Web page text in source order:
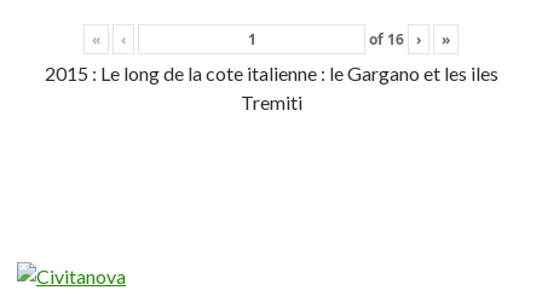
« ‹ of 16 › »
2015 : Le long de la cote italienne : le Gargano et les iles
Tremiti